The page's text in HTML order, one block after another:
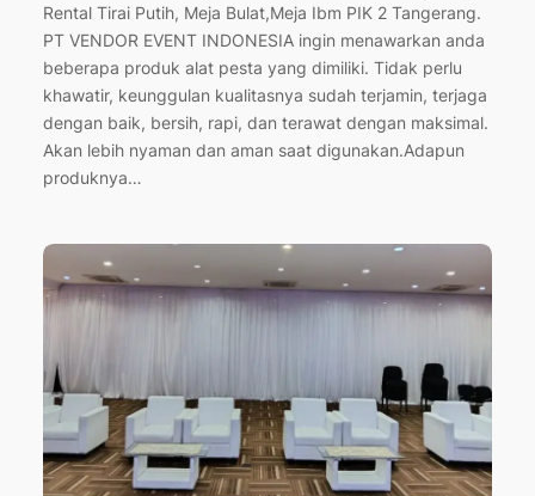
Rental Tirai Putih, Meja Bulat,Meja Ibm PIK 2 Tangerang.
PT VENDOR EVENT INDONESIA ingin menawarkan anda
beberapa produk alat pesta yang dimiliki. Tidak perlu
khawatir, keunggulan kualitasnya sudah terjamin, terjaga
dengan baik, bersih, rapi, dan terawat dengan maksimal.
Akan lebih nyaman dan aman saat digunakan.Adapun
produknya…